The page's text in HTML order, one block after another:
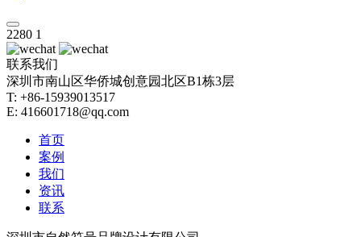
2280 1
联系我们
深圳市南山区华侨城创意园北区B1栋3层
T: +86-15939013517
E: 416601718@qq.com
首页
案例
我们
资讯
联系